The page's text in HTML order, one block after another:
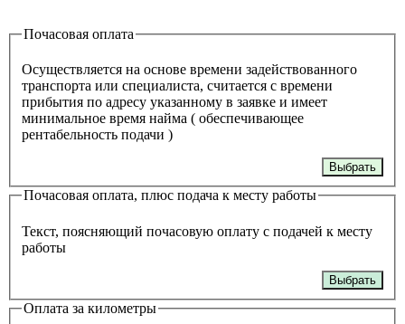
Почасовая оплата
Осуществляется на основе времени задействованного
транспорта или специалиста, считается с времени
прибытия по адресу указанному в заявке и имеет
минимальное время найма ( обеспечивающее
рентабельность подачи )
Выбрать
Почасовая оплата, плюс подача к месту работы
Текст, поясняющий почасовую оплату с подачей к месту
работы
Выбрать
Оплата за километры